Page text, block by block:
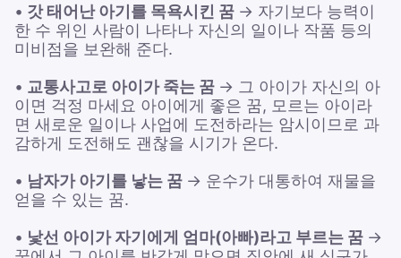
• 갓 태어난 아기를 목욕시킨 꿈 → 자기보다 능력이
한 수 위인 사람이 나타나 자신의 일이나 작품 등의
미비점을 보완해 준다.
• 교통사고로 아이가 죽는 꿈 → 그 아이가 자신의 아
이면 걱정 마세요 아이에게 좋은 꿈, 모르는 아이라
면 새로운 일이나 사업에 도전하라는 암시이므로 과
감하게 도전해도 괜찮을 시기가 온다.
• 남자가 아기를 낳는 꿈 → 운수가 대통하여 재물을
얻을 수 있는 꿈.
• 낯선 아이가 자기에게 엄마(아빠)라고 부르는 꿈 →